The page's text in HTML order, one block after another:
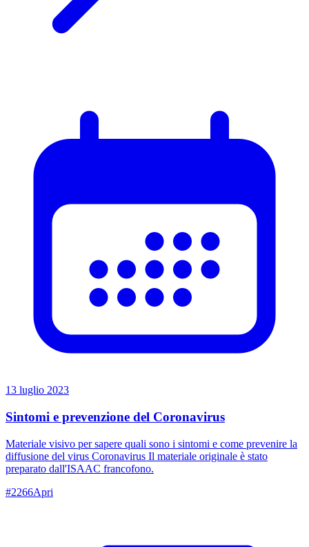
13 luglio 2023
Sintomi e prevenzione del Coronavirus
Materiale visivo per sapere quali sono i sintomi e come prevenire la
diffusione del virus Coronavirus Il materiale originale è stato
preparato dall'ISAAC francofono.
#2266Apri